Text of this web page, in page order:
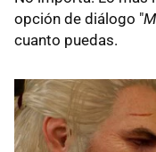
opción de diálogo "
cuanto puedas.